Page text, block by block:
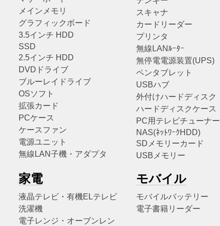
メインメモリ
グラフィックボード
3.5インチ HDD
SSD
2.5インチ HDD
DVDドライブ
ブルーレイドライブ
OSソフト
拡張カード
PCケース
ケースファン
電源ユニット
無線LAN子機・アダプタ
スキャナ
カードリーダー
プリンタ
無線LANﾙｰﾀｰ
無停電電源装置(UPS)
ペンタブレット
USBハブ
外付けハードディスク
ハードディスクケース
PC用テレビチューナー
NAS(ﾈｯﾄﾜｰｸHDD)
SDメモリーカード
USBメモリー
家電
液晶テレビ・有機ELテレビ
洗濯機
電子レンジ・オーブンレン
モバイル
モバイルバッテリー
電子書籍リーダー